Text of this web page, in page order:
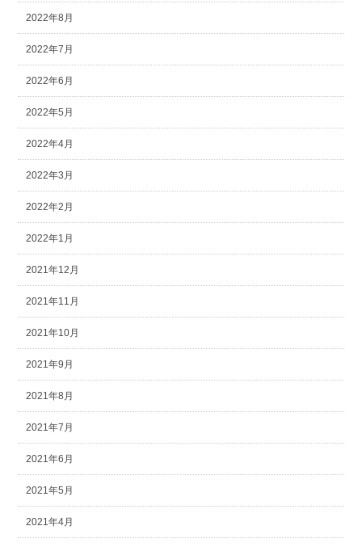
2022年8月
2022年7月
2022年6月
2022年5月
2022年4月
2022年3月
2022年2月
2022年1月
2021年12月
2021年11月
2021年10月
2021年9月
2021年8月
2021年7月
2021年6月
2021年5月
2021年4月